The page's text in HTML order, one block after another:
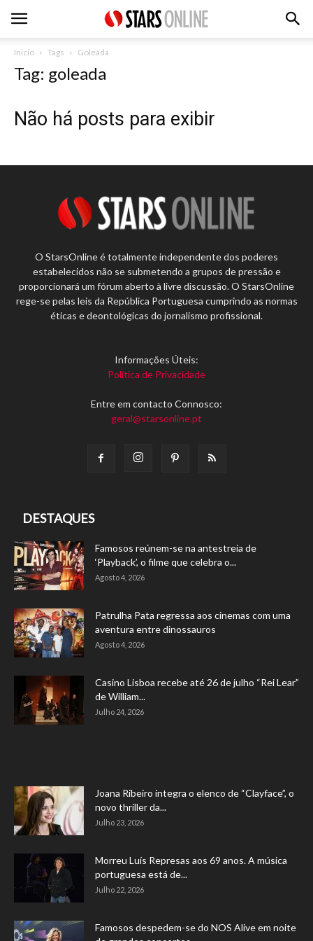
Inicio Tags Goleada
Tag: goleada
Não há posts para exibir
O StarsOnline é totalmente independente dos poderes
estabelecidos não se submetendo a grupos de pressão e
proporcionará um fórum aberto à livre discussão. O StarsOnline
rege-se pelas leis da República Portuguesa cumprindo as normas
éticas e deontológicas do jornalismo profissional.
Informações Úteis:
Política de Privacidade
Entre em contacto Connosco:
geral@starsonline.pt
DESTAQUES
Famosos reúnem-se na antestreia de
‘Playback’, o filme que celebra o...
Agosto 4, 2026
Patrulha Pata regressa aos cinemas com uma
aventura entre dinossauros
Agosto 4, 2026
Casino Lisboa recebe até 26 de julho “Rei Lear”
de William...
Julho 24, 2026
Joana Ribeiro integra o elenco de “Clayface”, o
novo thriller da...
Julho 23, 2026
Morreu Luís Represas aos 69 anos. A música
portuguesa está de...
Julho 22, 2026
Famosos despedem-se do NOS Alive em noite